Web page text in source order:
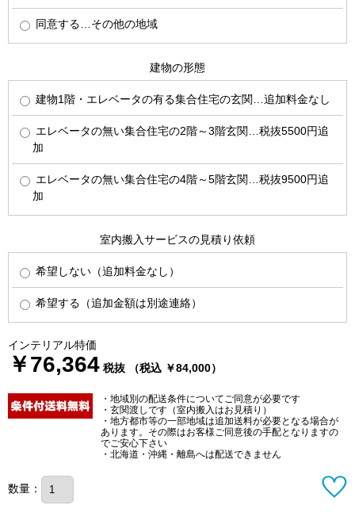
同意する…その他の地域
建物の形態
建物1階・エレベータの有る集合住宅の玄関…追加料金なし
エレベータの無い集合住宅の2階～3階玄関…税抜5500円追
加
エレベータの無い集合住宅の4階～5階玄関…税抜9500円追
加
室内搬入サービスの見積り依頼
希望しない（追加料金なし）
希望する（追加金額は別途連絡）
インテリアル特価
￥76,364 税抜 （税込 ￥84,000）
・地域別の配送条件についてご同意が必要です
・玄関渡しです（室内搬入はお見積り）
・地方都市等の一部地域は追加送料が必要となる場合が
あります。その際はお客様ご同意後の手配となりますの
でご安心下さい
・北海道・沖縄・離島へは配送できません
数量：